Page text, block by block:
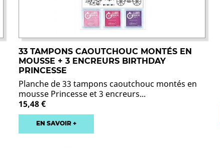
33 TAMPONS CAOUTCHOUC MONTÉS EN
MOUSSE + 3 ENCREURS BIRTHDAY
PRINCESSE
Planche de 33 tampons caoutchouc montés en
mousse Princesse et 3 encreurs...
15,48 €
EN SAVOIR +